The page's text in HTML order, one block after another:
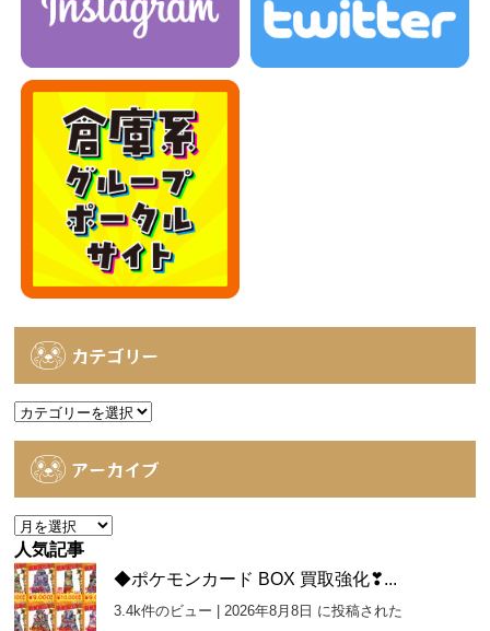
カテゴリー
カ
アーカイブ
ア
ー
カ
イ
ブ
人気記事
◆ポケモンカード BOX 買取強化❣...
3.4k件のビュー | 2026年8月8日 に投稿された